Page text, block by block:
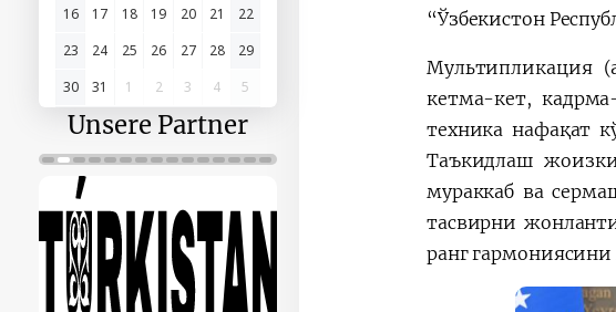
16
17 18 19 20 21
22
23
24 25 26 27 28
29
30
31 1 2 3 4 5
Unsere Partner
“Ўзбекистон
Мультипликация
кетма-кет,
техника нафақат
Таъкидлаш
мураккаб ва
тасвирни
ранг